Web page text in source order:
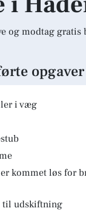
og modtag gratis
opgaver
i væg
kommet løs for
udskiftning